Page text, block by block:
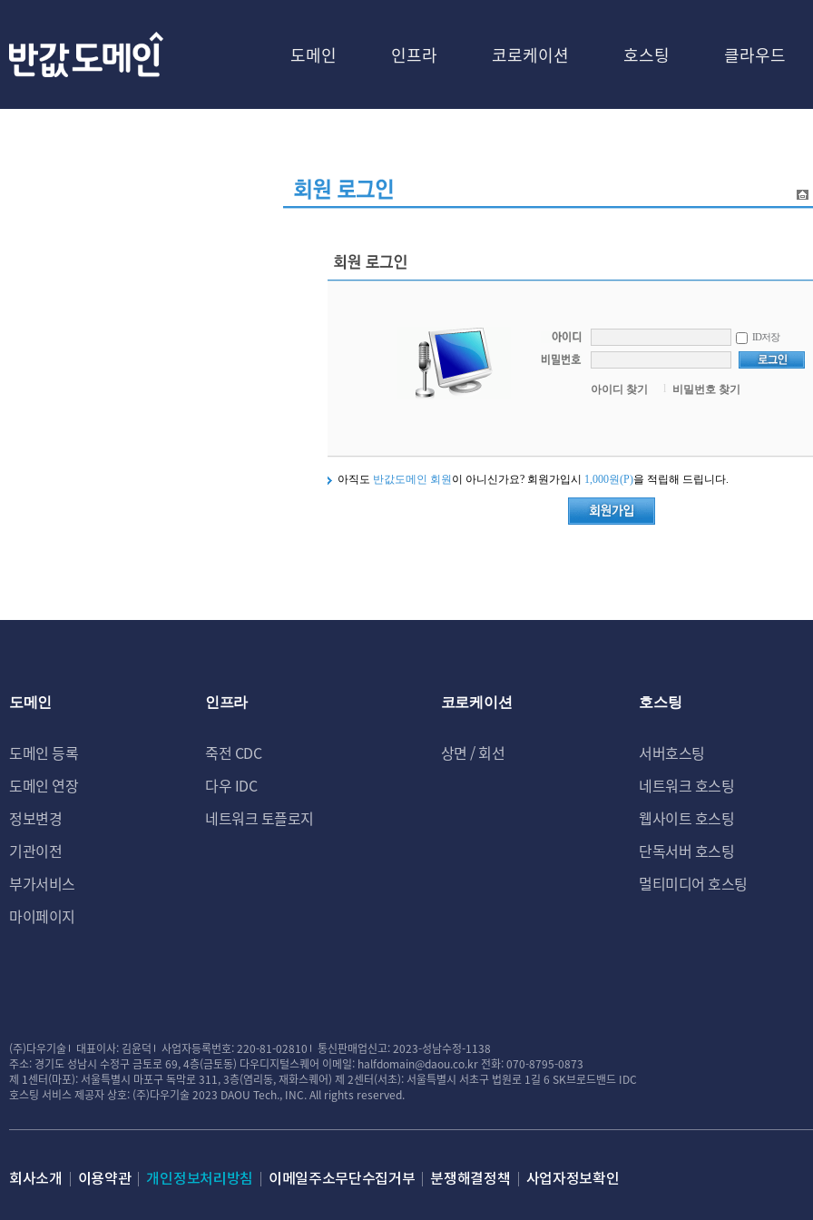
도메인 인프라 코로케이션 호스팅 클라우드
ID저장
아이디 찾기 비밀번호 찾기
아직도 반값도메인 회원 이 아니신가요? 회원가입시 1,000원(P)을 적립해 드립니다.
도메인
도메인 등록
도메인 연장
정보변경
기관이전
부가서비스
마이페이지
인프라
죽전 CDC
다우 IDC
네트워크 토플로지
코로케이션
상면 / 회선
호스팅
서버호스팅
네트워크 호스팅
웹사이트 호스팅
단독서버 호스팅
멀티미디어 호스팅
(주)다우기술 대표이사: 김윤덕 사업자등록번호: 220-81-02810
통신판매업신고: 2023-성남수정-1138
주소: 경기도 성남시 수정구 금토로 69, 4층(금토동) 다우디지털스퀘어 이메일: halfdomain@daou.co.kr 전화: 070-8795-0873
제 1센터(마포): 서울특별시 마포구 독막로 311, 3층(염리동, 재화스퀘어) 제 2센터(서초): 서울특별시 서초구 법원로 1길 6 SK브로드밴드 IDC
호스팅 서비스 제공자 상호: (주)다우기술2023 DAOU Tech., INC. All rights reserved.
회사소개 이용약관 개인정보처리방침 이메일주소무단수집거부 분쟁해결정책 사업자정보확인